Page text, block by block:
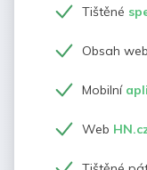
Tištěné
Obsah
Mobilní
Web